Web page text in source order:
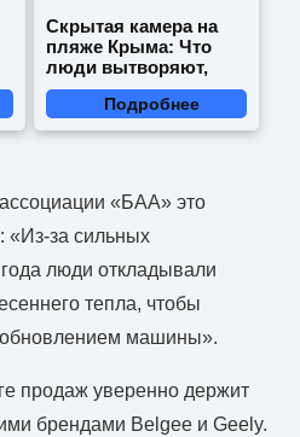
Скрытая камера на
пляже Крыма: Что
люди вытворяют,
когда их не видят...
Подробнее
«БАА» это
«Из-за сильных
люди откладывали
тепла, чтобы
обновлением машины».
продаж уверенно держит
брендами Belgee и Geely.